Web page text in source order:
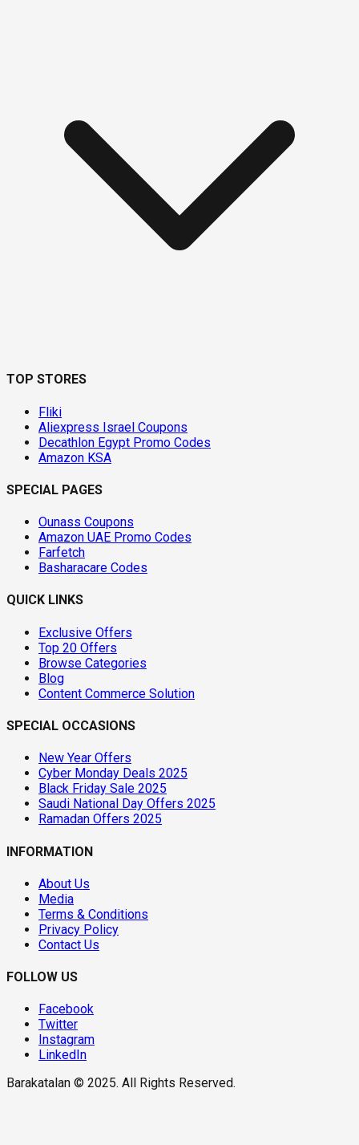
TOP STORES
Fliki
Aliexpress Israel Coupons
Decathlon Egypt Promo Codes
Amazon KSA
SPECIAL PAGES
Ounass Coupons
Amazon UAE Promo Codes
Farfetch
Basharacare Codes
QUICK LINKS
Exclusive Offers
Top 20 Offers
Browse Categories
Blog
Content Commerce Solution
SPECIAL OCCASIONS
New Year Offers
Cyber Monday Deals 2025
Black Friday Sale 2025
Saudi National Day Offers 2025
Ramadan Offers 2025
INFORMATION
About Us
Media
Terms & Conditions
Privacy Policy
Contact Us
FOLLOW US
Facebook
Twitter
Instagram
LinkedIn
Barakatalan © 2025. All Rights Reserved.